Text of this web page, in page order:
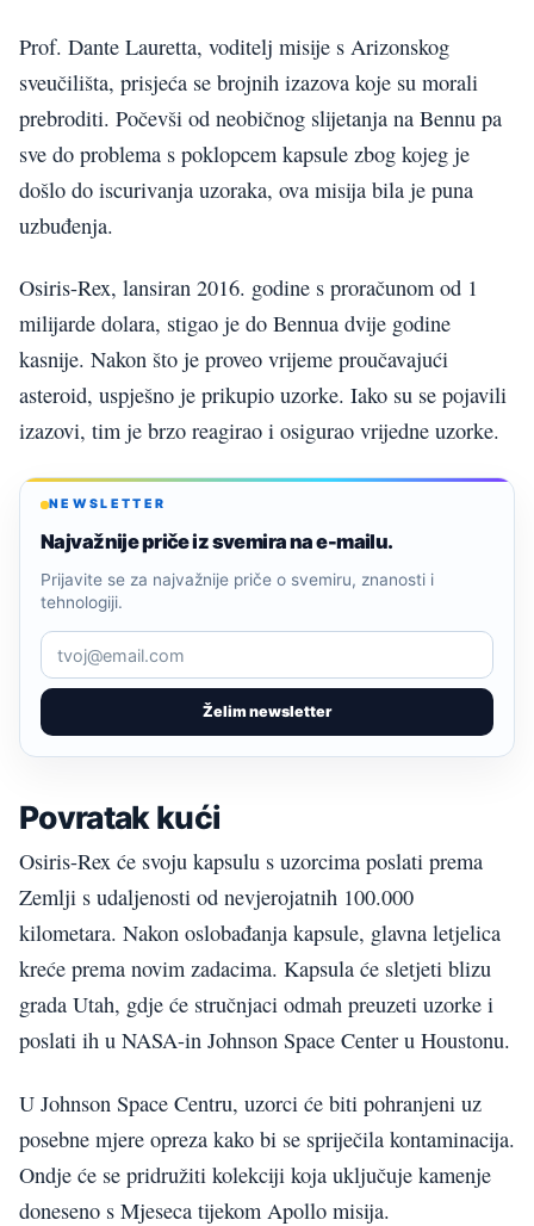
Prof. Dante Lauretta, voditelj misije s Arizonskog
sveučilišta, prisjeća se brojnih izazova koje su morali
prebroditi. Počevši od neobičnog slijetanja na Bennu pa
sve do problema s poklopcem kapsule zbog kojeg je
došlo do iscurivanja uzoraka, ova misija bila je puna
uzbuđenja.
Osiris-Rex, lansiran 2016. godine s proračunom od 1
milijarde dolara, stigao je do Bennua dvije godine
kasnije. Nakon što je proveo vrijeme proučavajući
asteroid, uspješno je prikupio uzorke. Iako su se pojavili
izazovi, tim je brzo reagirao i osigurao vrijedne uzorke.
NEWSLETTER
Najvažnije priče iz svemira na e-mailu.
Želim newsletter
Prijavite se za najvažnije priče o svemiru, znanosti i
tehnologiji.
Povratak kući
Osiris-Rex će svoju kapsulu s uzorcima poslati prema
Zemlji s udaljenosti od nevjerojatnih 100.000
kilometara. Nakon oslobađanja kapsule, glavna letjelica
kreće prema novim zadacima. Kapsula će sletjeti blizu
grada Utah, gdje će stručnjaci odmah preuzeti uzorke i
poslati ih u NASA-in Johnson Space Center u Houstonu.
U Johnson Space Centru, uzorci će biti pohranjeni uz
posebne mjere opreza kako bi se spriječila kontaminacija.
Ondje će se pridružiti kolekciji koja uključuje kamenje
doneseno s Mjeseca tijekom Apollo misija.